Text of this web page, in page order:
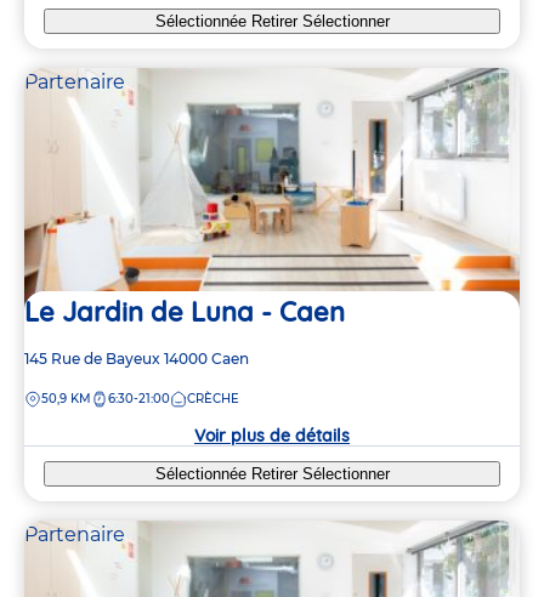
Sélectionnée Retirer Sélectionner
Partenaire
Le Jardin de Luna - Caen
Adresse
la
145 Rue de Bayeux 14000 Caen
DISTANCE
50,9 KM 6:30-21:00 CRÈCHE
Voir plus de détails
Sélectionnée Retirer Sélectionner
Partenaire